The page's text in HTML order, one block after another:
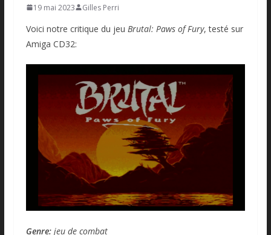
19 mai 2023 Gilles Perri
Voici notre critique du jeu Brutal: Paws of Fury, testé sur
Amiga CD32:
Genre: jeu de combat